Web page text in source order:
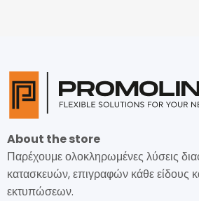
About the store
Παρέχουμε ολοκληρωμένες λύσεις
κατασκευών, επιγραφών κάθε είδους
εκτυπώσεων.